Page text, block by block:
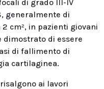
di grado III-IV
generalmente di
cm², in pazienti giovani
dimostrato di essere
di fallimento di
cartilaginea.
ai lavori